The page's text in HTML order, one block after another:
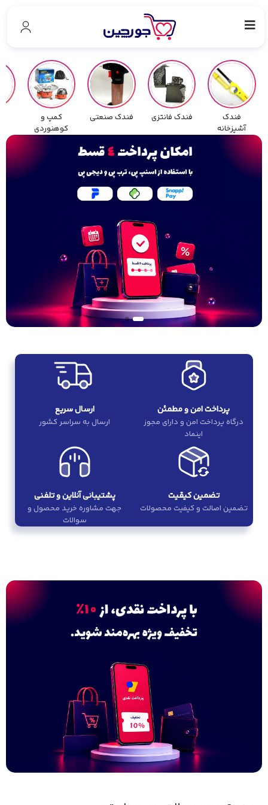
فندک
آشپزخانه
فندک فانتزی فندک صنعتی
کمپ و
کوهنوردی
پرداخت امن و مطمئن
درگاه پرداخت امن و دارای مجوز
اینماد
ارسال سریع
ارسال به سراسر کشور
تضمین کیقیت
تضمین اصالت و کیفیت محصولات
پشتیبانی آنلاین و تلفنی
جهت مشاوره خرید محصول و
سوالات